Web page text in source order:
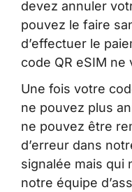
devez annuler
pouvez le faire
d’effectuer le
code QR eSIM
Une fois votre
ne pouvez plus
ne pouvez être
d’erreur dans
signalée mais qui
notre équipe